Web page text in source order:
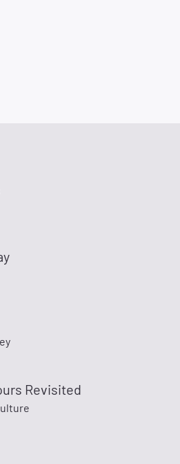
Revisited